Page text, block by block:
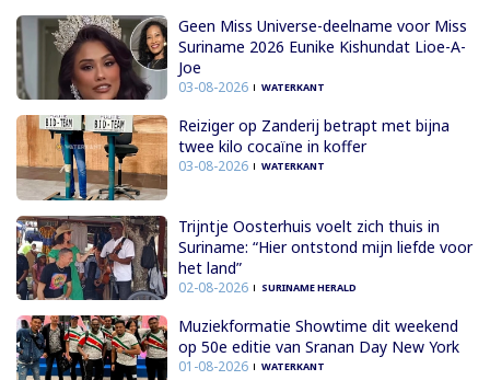
Geen Miss Universe-deelname voor Miss
Suriname 2026 Eunike Kishundat Lioe-A-
Joe
03-08-2026 WATERKANT
Reiziger op Zanderij betrapt met bijna
twee kilo cocaïne in koffer
03-08-2026 WATERKANT
Trijntje Oosterhuis voelt zich thuis in
Suriname: “Hier ontstond mijn liefde voor
het land”
02-08-2026 SURINAME HERALD
Muziekformatie Showtime dit weekend
op 50e editie van Sranan Day New York
01-08-2026 WATERKANT